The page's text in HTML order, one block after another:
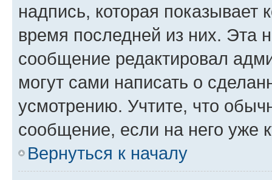
надпись, которая показывает
время последней из них. Эта
сообщение редактировал
могут сами написать о
усмотрению. Учтите, что
сообщение, если на него уже
Вернуться к началу